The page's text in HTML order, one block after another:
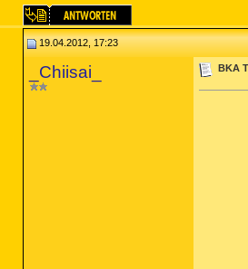
19.04.2012, 17:23
_Chiisai_ BKA